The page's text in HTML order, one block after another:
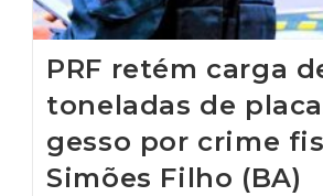
PRF retém carga
toneladas de
gesso por crime
Simões Filho (BA)